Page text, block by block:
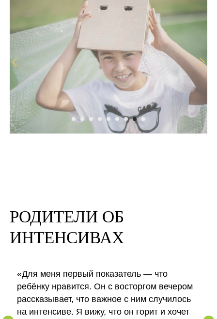
РОДИТЕЛИ ОБ
ИНТЕНСИВАХ
«Для меня первый показатель — что
ребёнку нравится. Он с восторгом вечером
рассказывает, что важное с ним случилось
на интенсиве. Я вижу, что он горит и хочет